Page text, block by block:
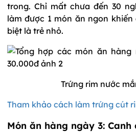
trong. Chỉ mất chưa đến 30
làm được 1 món ăn ngon
biệt là trẻ nhỏ.
Trứng rim nước
Tham khảo cách làm trứng cút
Món ăn hàng ngày 3: